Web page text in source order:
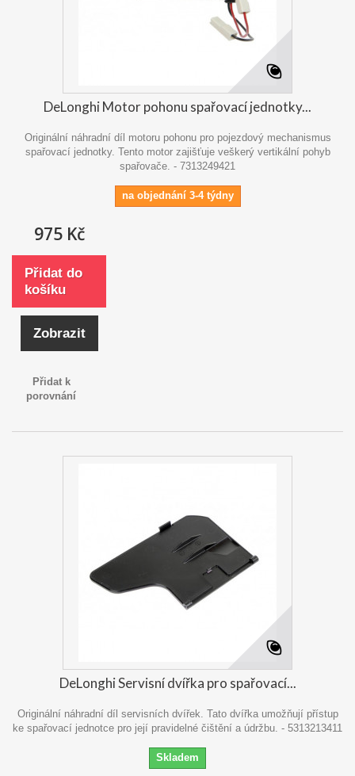
DeLonghi Motor pohonu spařovací jednotky...
Originální náhradní díl motoru pohonu pro pojezdový mechanismus
spařovací jednotky. Tento motor zajišťuje veškerý vertikální pohyb
spařovače. - 7313249421
na objednání 3-4 týdny
975 Kč
Přidat do
košíku
Zobrazit
Přidat k
porovnání
DeLonghi Servisní dvířka pro spařovací...
Originální náhradní díl servisních dvířek. Tato dvířka umožňují přístup
ke spařovací jednotce pro její pravidelné čištění a údržbu. - 5313213411
Skladem